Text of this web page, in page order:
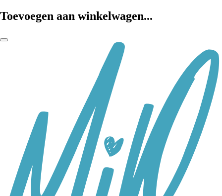
Toevoegen aan winkelwagen...